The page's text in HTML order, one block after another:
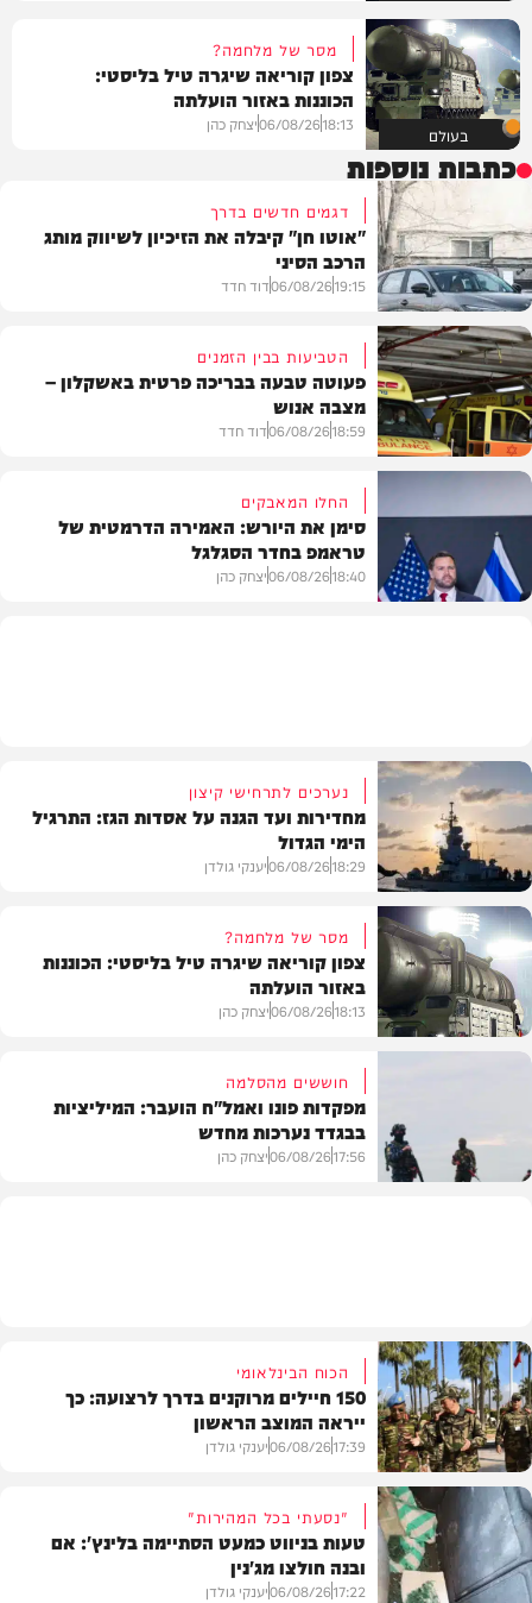
בעולם
מסר של מלחמה?
צפון קוריאה שיגרה טיל בליסטי:
הכוננות באזור הועלתה
18:13
06/08/26יצחק כהן
כתבות נוספות
רכב
דגמים חדשים בדרך
"אוטו חן" קיבלה את הזיכיון לשיווק מותג
הרכב הסיני
19:15
06/08/26דוד חדד
בארץ
הטביעות בבין הזמנים
פעוטה טבעה בבריכה פרטית באשקלון –
מצבה אנוש
18:59
06/08/26דוד חדד
החלו המאבקים
סימן את היורש: האמירה הדרמטית של
טראמפ בחדר הסגלגל
18:40
06/08/26יצחק כהן
צבא וביטחון
נערכים לתרחישי קיצון
מחדירות ועד הגנה על אסדות הגז: התרגיל
הימי הגדול
18:29
06/08/26יענקי גולדן
מסר של מלחמה?
צפון קוריאה שיגרה טיל בליסטי: הכוננות
באזור הועלתה
18:13
06/08/26יצחק כהן
חוששים מהסלמה
מפקדות פונו ואמל"ח הועבר: המיליציות
בבגדד נערכות מחדש
17:56
06/08/26יצחק כהן
צבא וביטחון
הכוח הבינלאומי
150 חיילים מרוקנים בדרך לרצועה: כך
ייראה המוצב הראשון
17:39
06/08/26יענקי גולדן
"נסעתי בכל המהירות"
טעות בניווט כמעט הסתיימה בלינץ': אם
ובנה חולצו מג'נין
17:22
06/08/26יענקי גולדן